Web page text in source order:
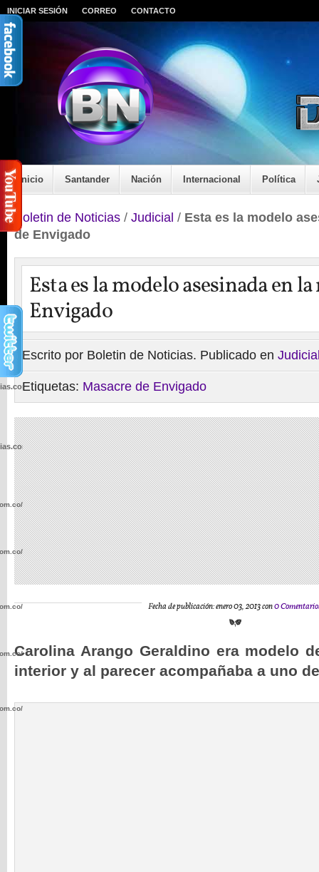
INICIAR SESIÓN CORREO CONTACTO
Inicio Santander Nación Internacional Política
Boletin de Noticias / Judicial / Esta es la modelo
de Envigado
Esta es la modelo asesinada en
Envigado
Escrito por Boletin de Noticias. Publicado en
Etiquetas: Masacre de Envigado
Fecha de publicación: enero 03, 2013 con0
Carolina Arango Geraldino era modelo
interior y al parecer acompañaba a uno de
wp-
wp-
wp-
wp-
wp-
wp-
wp-